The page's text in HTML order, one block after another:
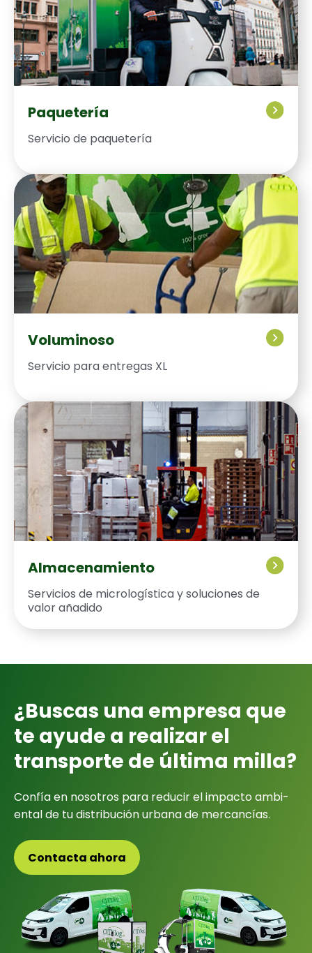
Paquetería
Ser­vi­cio de paque­tería
Voluminoso
Ser­vi­cio para entre­gas XL
Almacenamiento
Ser­vi­cios de micrologís­ti­ca y solu­ciones de
val­or aña­di­do
¿Bus­cas una empre­sa que
te ayude a realizar el
trans­porte de últi­ma mil­la?
Con­fía en nosotros para reducir el impacto ambi­
en­tal de tu dis­tribu­ción urbana de mer­cancías.
Con­tac­ta aho­ra